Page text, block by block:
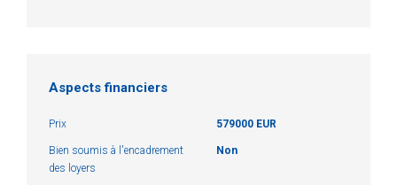
Aspects financiers
Prix 579000 EUR
Bien soumis à l'encadrement
des loyers
Non